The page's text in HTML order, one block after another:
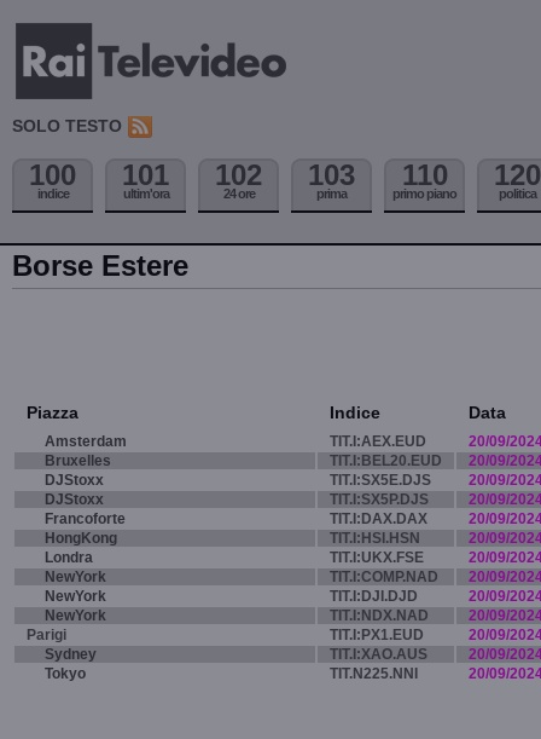
SOLO TESTO
100
indice
101
ultim'ora
102
24 ore
103
prima
110
primo piano
120
politica
Borse Estere
Piazza Indice Data
Amsterdam TIT.I:AEX.EUD
20/09/
Bruxelles
TIT.I:BEL20.EUD
20/09/
DJStoxx
TIT.I:SX5E.DJS
20/09/
DJStoxx
TIT.I:SX5P.DJS
20/09/
Francoforte
TIT.I:DAX.DAX
20/09/
HongKong
TIT.I:HSI.HSN
20/09/
Londra
TIT.I:UKX.FSE
20/09/
NewYork
TIT.I:COMP.NAD
20/09/
NewYork
TIT.I:DJI.DJD
20/09/
NewYork
TIT.I:NDX.NAD
20/09/
Parigi
TIT.I:PX1.EUD
20/09/
Sydney
TIT.I:XAO.AUS
20/09/
Tokyo
TIT.N225.NNI 20/09/